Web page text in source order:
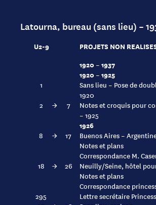
Latourna, bureau (sans lieu) –
U2-9
PROJETS NON
1920 – 1937
1920 – 1925
1
Sans lieu – Pose de
1920
2
→ 7
Notes et croquis pour
– 1925
1926
8 → 17
Buenos Aires –
Notes et plans
Correspondance M.
18
→ 26
Neuilly/Seine, hôtel
Notes et plans
Correspondance
295
Lettre secrétaire